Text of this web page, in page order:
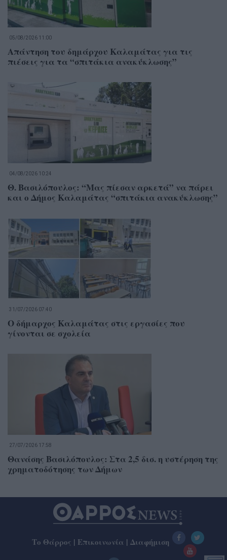
05/08/2026 11:00
Απάντηση του δημάρχου Καλαμάτας για τις
πιέσεις για τα “σπιτάκια ανακύκλωσης”
04/08/2026 10:24
Θ. Βασιλόπουλος: “Μας πίεσαν αρκετά” να πάρει
και ο Δήμος Καλαμάτας “σπιτάκια ανακύκλωσης”
31/07/2026 07:40
Ο δήμαρχος Καλαμάτας στις εργασίες που
γίνονται σε σχολεία
27/07/2026 17:58
Θανάσης Βασιλόπουλος: Στα 2,5 δισ. η υστέρηση της
χρηματοδότησης των Δήμων
Το Θάρρος | Επικοινωνία | Διαφήμιση